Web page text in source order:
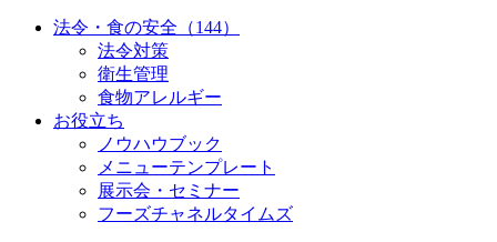
法令・食の安全（144）
法令対策
衛生管理
食物アレルギー
お役立ち
ノウハウブック
メニューテンプレート
展示会・セミナー
フーズチャネルタイムズ